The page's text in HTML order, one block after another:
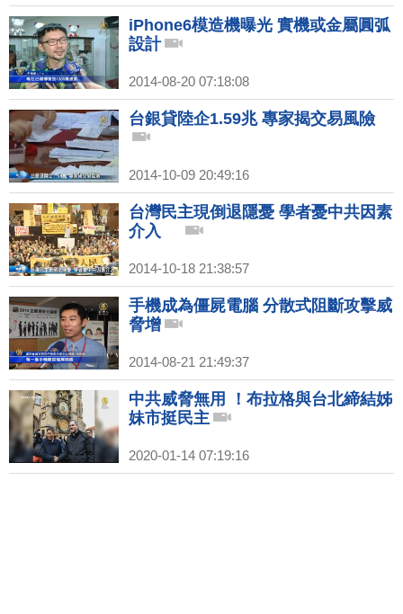
iPhone6模造機曝光 實機或金屬圓弧
設計
2014-08-20 07:18:08
台銀貸陸企1.59兆 專家揭交易風險
2014-10-09 20:49:16
台灣民主現倒退隱憂 學者憂中共因素
介入
2014-10-18 21:38:57
手機成為僵屍電腦 分散式阻斷攻擊威
脅增
2014-08-21 21:49:37
中共威脅無用 ！布拉格與台北締結姊
妹市挺民主
2020-01-14 07:19:16